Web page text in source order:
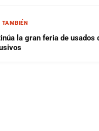
TAMBIÉN
la gran feria de usados